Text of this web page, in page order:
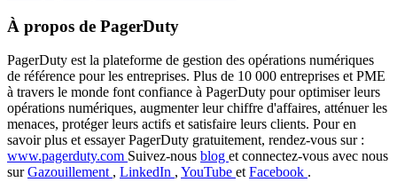
À propos de PagerDuty
PagerDuty est la plateforme de gestion des opérations numériques
de référence pour les entreprises. Plus de 10 000 entreprises et PME
à travers le monde font confiance à PagerDuty pour optimiser leurs
opérations numériques, augmenter leur chiffre d'affaires, atténuer les
menaces, protéger leurs actifs et satisfaire leurs clients. Pour en
savoir plus et essayer PagerDuty gratuitement, rendez-vous sur :
www.pagerduty.com Suivez-nous blog et connectez-vous avec nous
surGazouillement , LinkedIn , YouTube etFacebook .